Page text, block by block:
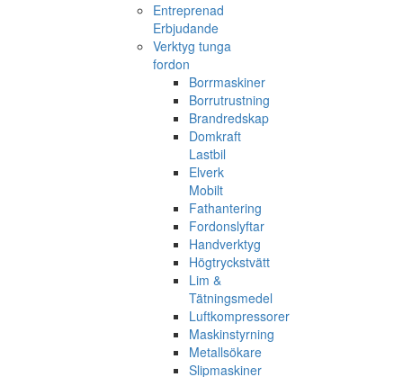
Entreprenad
Erbjudande
Verktyg tunga
fordon
Borrmaskiner
Borrutrustning
Brandredskap
Domkraft
Lastbil
Elverk
Mobilt
Fathantering
Fordonslyftar
Handverktyg
Högtryckstvätt
Lim &
Tätningsmedel
Luftkompressorer
Maskinstyrning
Metallsökare
Slipmaskiner